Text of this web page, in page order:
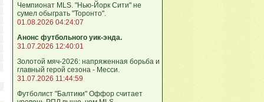
Чемпионат MLS. "Нью-Йорк Сити" не
сумел обыграть "Торонто".
01.08.2026 04:24:07
Анонс футбольного уик-энда.
31.07.2026 12:40:01
Золотой мяч-2026: напряженная борьба и
главный герой сезона - Месси.
31.07.2026 11:44:59
Футболист "Балтики" Оффор считает